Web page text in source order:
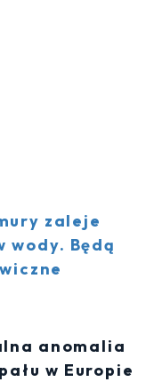
zaleje
wody. Będą
anomalia
w Europie